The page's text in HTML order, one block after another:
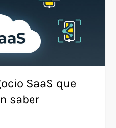
SaaS que
saber